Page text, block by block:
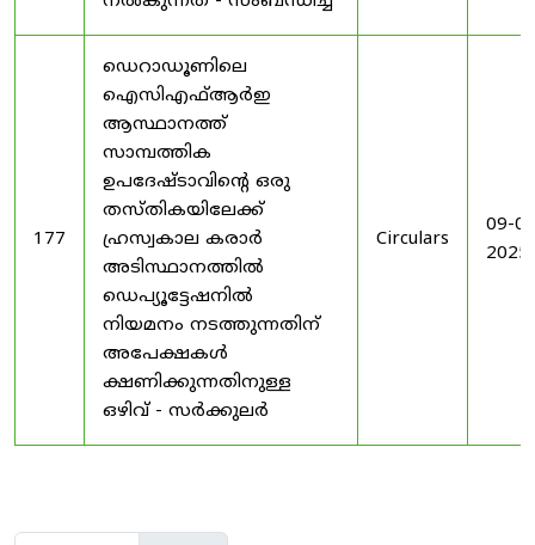
177
ഡെറാഡൂണിലെ
ഐസിഎഫ്ആർഇ
ആസ്ഥാനത്ത്
സാമ്പത്തിക
ഉപദേഷ്ടാവിന്റെ ഒരു
തസ്തികയിലേക്ക്
ഹ്രസ്വകാല കരാർ
അടിസ്ഥാനത്തിൽ
ഡെപ്യൂട്ടേഷനിൽ
നിയമനം നടത്തുന്നതിന്
അപേക്ഷകൾ
ക്ഷണിക്കുന്നതിനുള്ള
ഒഴിവ് - സർക്കുലർ
Circulars
09-
2025